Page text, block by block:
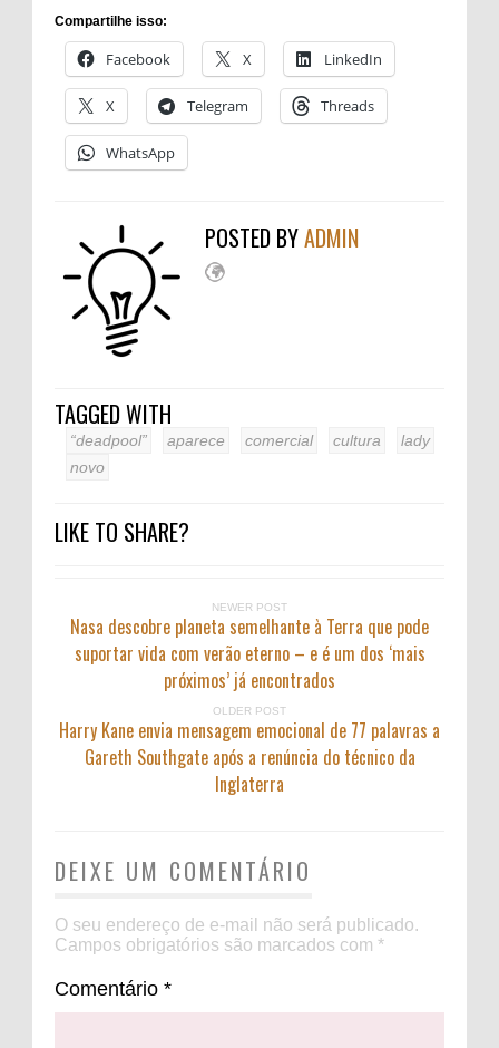
Compartilhe isso:
Facebook X LinkedIn
X Telegram Threads
WhatsApp
POSTED BYADMIN
TAGGED WITH
“deadpool” aparece comercial cultura
lady
novo
LIKE TO SHARE?
NEWER POST
Nasa descobre planeta semelhante à Terra que pode
suportar vida com verão eterno – e é um dos ‘mais
próximos’ já encontrados
OLDER POST
Harry Kane envia mensagem emocional de 77 palavras a
Gareth Southgate após a renúncia do técnico da
Inglaterra
DEIXE UM COMENTÁRIO
O seu endereço de e-mail não será publicado.
Campos obrigatórios são marcados com *
Comentário *